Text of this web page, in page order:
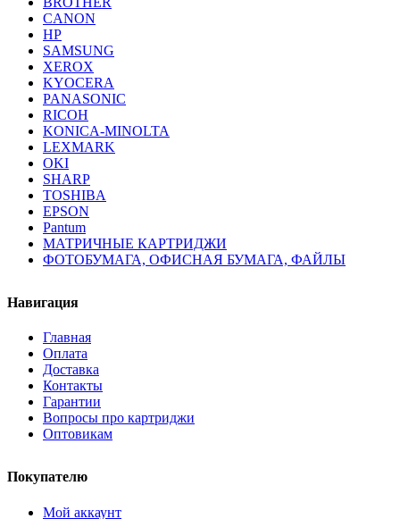
CANON
HP
SAMSUNG
XEROX
KYOCERA
PANASONIC
RICOH
KONICA-MINOLTA
LEXMARK
OKI
SHARP
TOSHIBA
EPSON
Pantum
МАТРИЧНЫЕ КАРТРИДЖИ
ФОТОБУМАГА, ОФИСНАЯ БУМАГА, ФАЙЛЫ
Навигация
Главная
Оплата
Доставка
Контакты
Гарантии
Вопросы про картриджи
Оптовикам
Покупателю
Мой аккаунт